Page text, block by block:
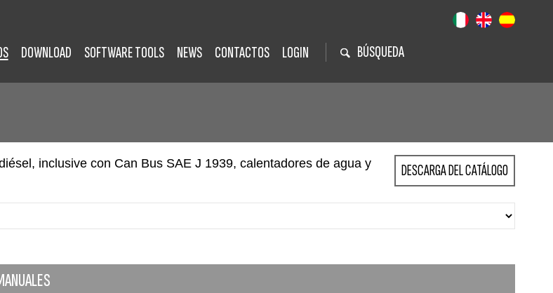
DOWNLOAD SOFTWARE TOOLS NEWS CONTACTOS LOGIN BÚSQUEDA
DESCARGA DEL CATÁLOGO
inclusive con Can Bus SAE J 1939, calentadores de agua y